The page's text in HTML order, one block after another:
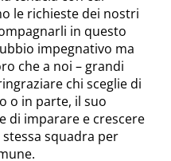
le richieste dei nostri
in questo
impegnativo ma
che a noi – grandi
chi sceglie di
o in parte, il suo
di imparare e crescere
squadra per